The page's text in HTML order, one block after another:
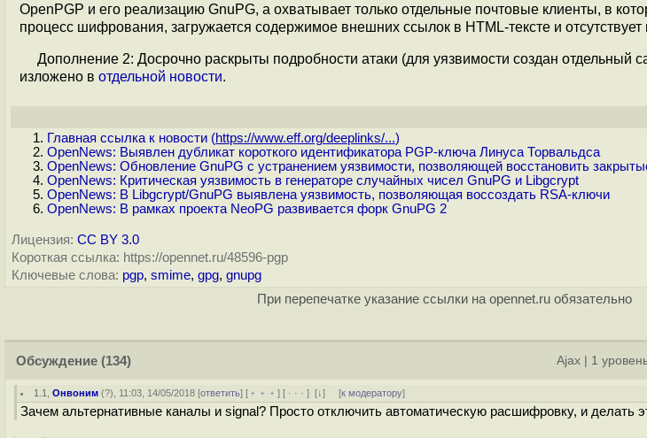
OpenPGP и его реализацию GnuPG, а охватывает только отдельные почтовые клиенты, в
процесс шифрования, загружается содержимое внешних ссылок в HTML-тексте и отсутствует
Дополнение 2: Досрочно раскрыты подробности атаки (для уязвимости создан отдельный
изложено в отдельной новости.
Главная ссылка к новости (https://www.eff.org/deeplinks/...)
OpenNews: Выявлен дубликат короткого идентификатора PGP-ключа Линуса Торвальдса
OpenNews: Обновление GnuPG с устранением уязвимости, позволяющей восстановить
OpenNews: Критическая уязвимость в генераторе случайных чисел GnuPG и Libgcrypt
OpenNews: В Libgcrypt/GnuPG выявлена уязвимость, позволяющая воссоздать RSA-ключи
OpenNews: В рамках проекта NeoPG развивается форк GnuPG 2
Лицензия: CC BY 3.0
Короткая ссылка: https://opennet.ru/48596-pgp
Ключевые слова: pgp, smime, gpg, gnupg
При перепечатке указание ссылки на opennet.ru обязательно
Обсуждение (134) Ajax 1
1.1 ,Онвоним (?), 11:03, 14/05/2018 [ответить] [ ﹢﹢﹢] [ · · ·][↓] [к модератору]
Зачем альтернативные каналы и signal? Просто отключить автоматическую расшифровку, и делать